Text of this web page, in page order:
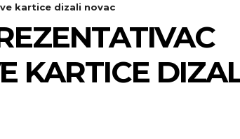
kartice dizali novac
KARTICE